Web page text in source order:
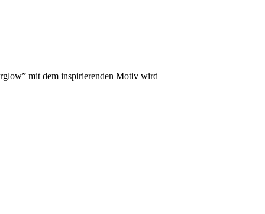
mit dem inspirierenden Motiv wird